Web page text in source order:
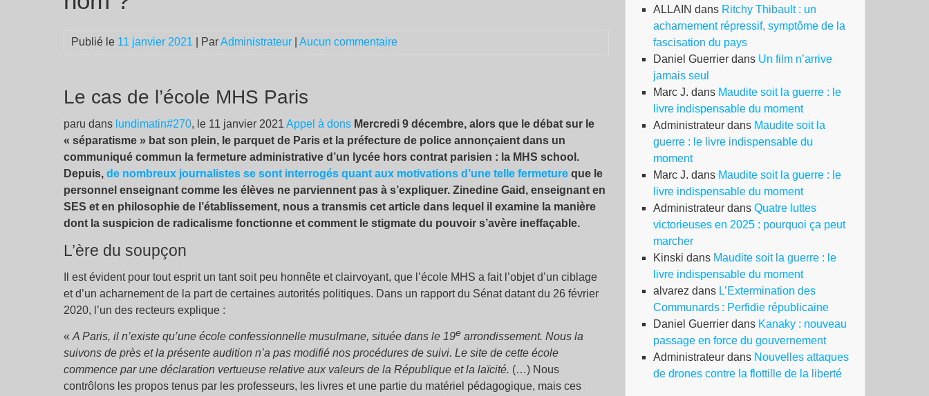
Publié le 11 janvier 2021 | ParAdministrateur Aucun commentaire
Le cas de l’école MHS Paris
paru dans lundimatin#270, le 11 janvier 2021 Appel à dons Mercredi 9 décembre, alors que le débat sur le
« séparatisme » bat son plein, le parquet de Paris et la préfecture de police annonçaient dans un
communiqué commun la fermeture administrative d’un lycée hors contrat parisien : la MHS school.
Depuis, de nombreux journalistes se sont interrogés quant aux motivations d’une telle fermeture que le
personnel enseignant comme les élèves ne parviennent pas à s’expliquer. Zinedine Gaid, enseignant en
SES et en philosophie de l’établissement, nous a transmis cet article dans lequel il examine la manière
dont la suspicion de radicalisme fonctionne et comment le stigmate du pouvoir s’avère ineffaçable.
L’ère du soupçon
Il est évident pour tout esprit un tant soit peu honnête et clairvoyant, que l’école MHS a fait l’objet d’un ciblage
et d’un acharnement de la part de certaines autorités politiques. Dans un rapport du Sénat datant du 26 février
2020, l’un des recteurs explique :
« A Paris, il n’existe qu’une école confessionnelle musulmane, située dans le 19e arrondissement. Nous la
suivons de près et la présente audition n’a pas modifié nos procédures de suivi. Le site de cette école
commence par une déclaration vertueuse relative aux valeurs de la République et la laïcité. (…) Nous
contrôlons les propos tenus par les professeurs, les livres et une partie du matériel pédagogique, mais ces
ALLAIN dans Ritchy Thibault : un
acharnement répressif, symptôme de la
fascisation du pays
Daniel Guerrier dans Un film n’arrive
jamais seul
Marc J. dans Maudite soit la guerre : le
livre indispensable du moment
Administrateur dans Maudite soit la
guerre : le livre indispensable du
moment
Marc J. dans Maudite soit la guerre : le
livre indispensable du moment
Administrateur dans Quatre luttes
victorieuses en 2025 : pourquoi ça peut
marcher
Kinski dans Maudite soit la guerre : le
livre indispensable du moment
alvarez dans L’Extermination des
Communards : Perfidie républicaine
Daniel Guerrier dans Kanaky : nouveau
passage en force du gouvernement
Administrateur dans Nouvelles attaques
de drones contre la flottille de la liberté